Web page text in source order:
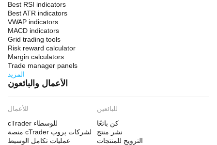
Best RSI indicators
Best ATR indicators
VWAP indicators
MACD indicators
Grid trading tools
Risk reward calculator
Margin calculators
Trade manager panels
المزيد
الأعمال والبائعون
للأعمال
cTrader للوسطاء
منصة cTrader لشركات پروپ
عمليات تكامل الوسيط
للبائعين
كن بائعًا
نشر منتج
الترويج للمنتجات